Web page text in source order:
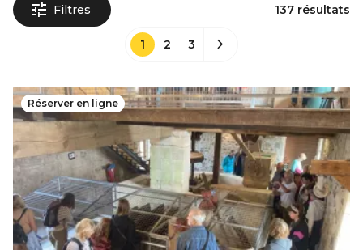
Filtres 137 résultats
1 2 3
Réserver en ligne